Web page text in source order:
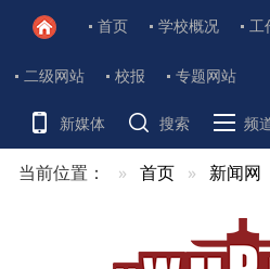
首页 学校概况 工
二级网站 校报 专题网站
新媒体 搜索 频
当前位置： 首页 新闻网